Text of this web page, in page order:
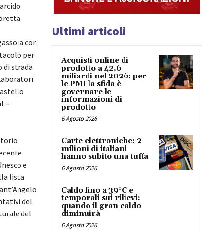
con
per
di strada
–
e
lista
del
del
Ultimi articoli
Acquisti online di
prodotto a 42,6
miliardi nel 2026: per
le PMI la sfida è
governare le
informazioni di
prodotto
6 Agosto 2026
Carte elettroniche: 2
milioni di italiani
hanno subito una tuffa
6 Agosto 2026
Caldo fino a 39°C e
temporali sui rilievi:
quando il gran caldo
diminuirà
6 Agosto 2026